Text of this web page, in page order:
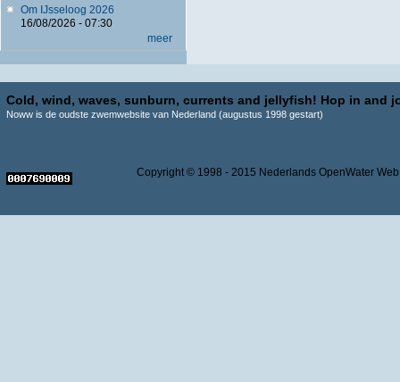
Om IJsseloog 2026
16/08/2026 - 07:30
meer
Cold, wind, waves, sunburn, currents and jellyfish! Hop in and
Noww is de oudste zwemwebsite van Nederland (augustus 1998 gestart)
Copyright © 1998 - 2015 Nederlands OpenWater